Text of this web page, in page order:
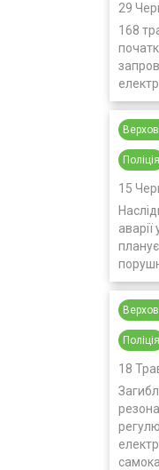
29
168
Поліція
15
аварії
Поліція
18